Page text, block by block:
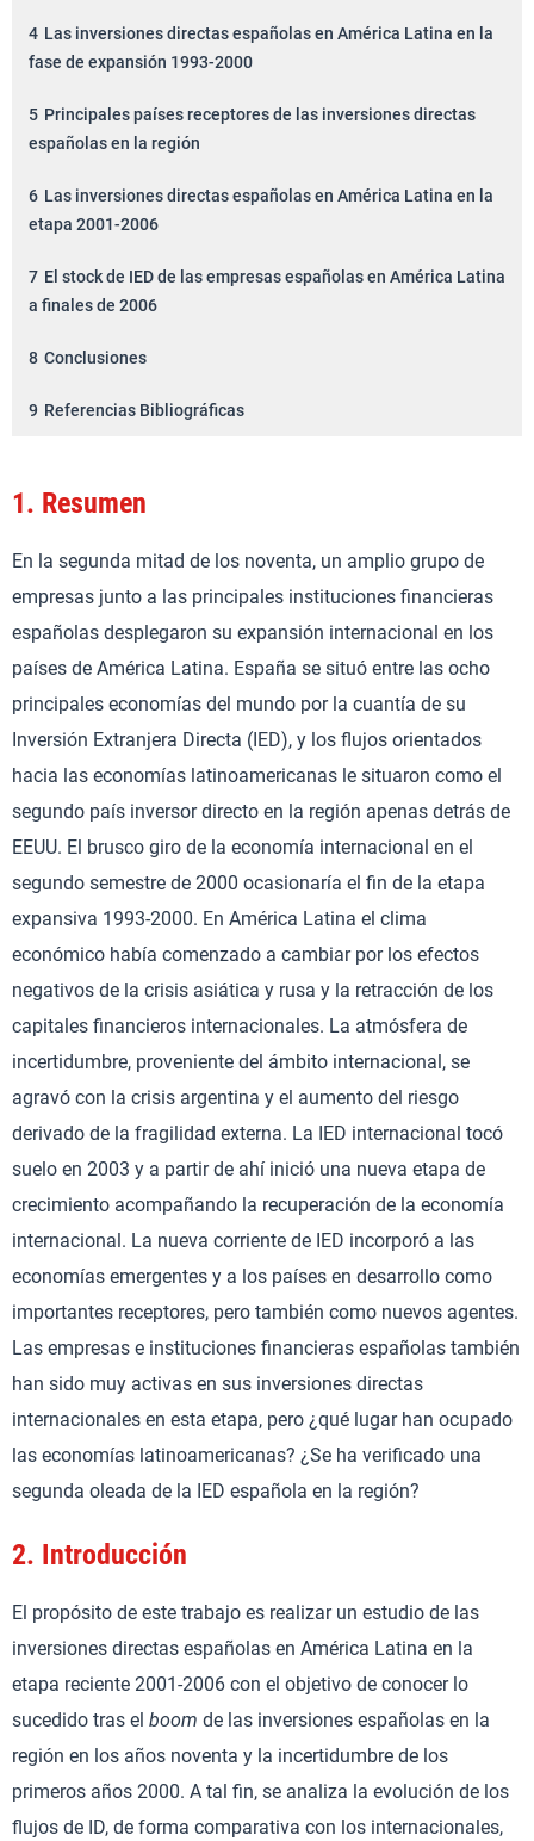
4 Las inversiones directas españolas en América Latina en la
fase de expansión 1993-2000
5 Principales países receptores de las inversiones directas
españolas en la región
6 Las inversiones directas españolas en América Latina en la
etapa 2001-2006
7 El stock de IED de las empresas españolas en América Latina
a finales de 2006
8 Conclusiones
9 Referencias Bibliográficas
1. Resumen
En la segunda mitad de los noventa, un amplio grupo de
empresas junto a las principales instituciones financieras
españolas desplegaron su expansión internacional en los
países de América Latina. España se situó entre las ocho
principales economías del mundo por la cuantía de su
Inversión Extranjera Directa (IED), y los flujos orientados
hacia las economías latinoamericanas le situaron como el
segundo país inversor directo en la región apenas detrás de
EEUU. El brusco giro de la economía internacional en el
segundo semestre de 2000 ocasionaría el fin de la etapa
expansiva 1993-2000. En América Latina el clima
económico había comenzado a cambiar por los efectos
negativos de la crisis asiática y rusa y la retracción de los
capitales financieros internacionales. La atmósfera de
incertidumbre, proveniente del ámbito internacional, se
agravó con la crisis argentina y el aumento del riesgo
derivado de la fragilidad externa. La IED internacional tocó
suelo en 2003 y a partir de ahí inició una nueva etapa de
crecimiento acompañando la recuperación de la economía
internacional. La nueva corriente de IED incorporó a las
economías emergentes y a los países en desarrollo como
importantes receptores, pero también como nuevos agentes.
Las empresas e instituciones financieras españolas también
han sido muy activas en sus inversiones directas
internacionales en esta etapa, pero ¿qué lugar han ocupado
las economías latinoamericanas? ¿Se ha verificado una
segunda oleada de la IED española en la región?
2. Introducción
El propósito de este trabajo es realizar un estudio de las
inversiones directas españolas en América Latina en la
etapa reciente 2001-2006 con el objetivo de conocer lo
sucedido tras el boom de las inversiones españolas en la
región en los años noventa y la incertidumbre de los
primeros años 2000. A tal fin, se analiza la evolución de los
flujos de ID, de forma comparativa con los internacionales,